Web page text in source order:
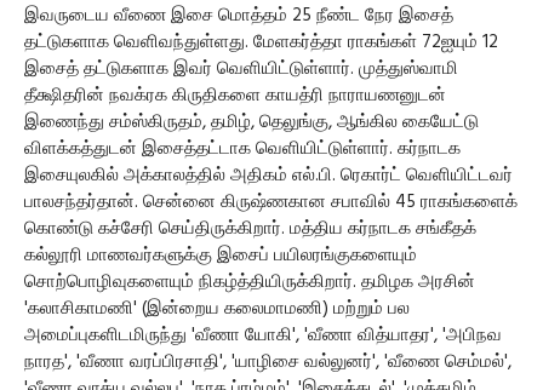
இவருடைய வீணை இசை மொத்தம் 25 நீண்ட நேர இசைத்
தட்டுகளாக வெளிவந்துள்ளது. மேளகர்த்தா ராகங்கள் 72ஐயும் 12
இசைத் தட்டுகளாக இவர் வெளியிட்டுள்ளார். முத்துஸ்வாமி
தீக்ஷிதரின் நவக்ரக கிருதிகளை காயத்ரி நாராயணனுடன்
இணைந்து சம்ஸ்கிருதம், தமிழ், தெலுங்கு, ஆங்கில கையேட்டு
விளக்கத்துடன் இசைத்தட்டாக வெளியிட்டுள்ளார். கர்நாடக
இசையுலகில் அக்காலத்தில் அதிகம் எல்.பி. ரெகார்ட் வெளியிட்டவர்
பாலசந்தர்தான். சென்னை கிருஷ்ணகான சபாவில் 45 ராகங்களைக்
கொண்டு கச்சேரி செய்திருக்கிறார். மத்திய கர்நாடக சங்கீதக்
கல்லூரி மாணவர்களுக்கு இசைப் பயிலரங்குகளையும்
சொற்பொழிவுகளையும் நிகழ்த்தியிருக்கிறார். தமிழக அரசின்
'கலாசிகாமணி' (இன்றைய கலைமாமணி) மற்றும் பல
அமைப்புகளிடமிருந்து 'வீணா யோகி', 'வீணா வித்யாதர', 'அபிநவ
நாரத', 'வீணா வரப்பிரசாதி', 'யாழிசை வல்லுனர்', 'வீணை செம்மல்',